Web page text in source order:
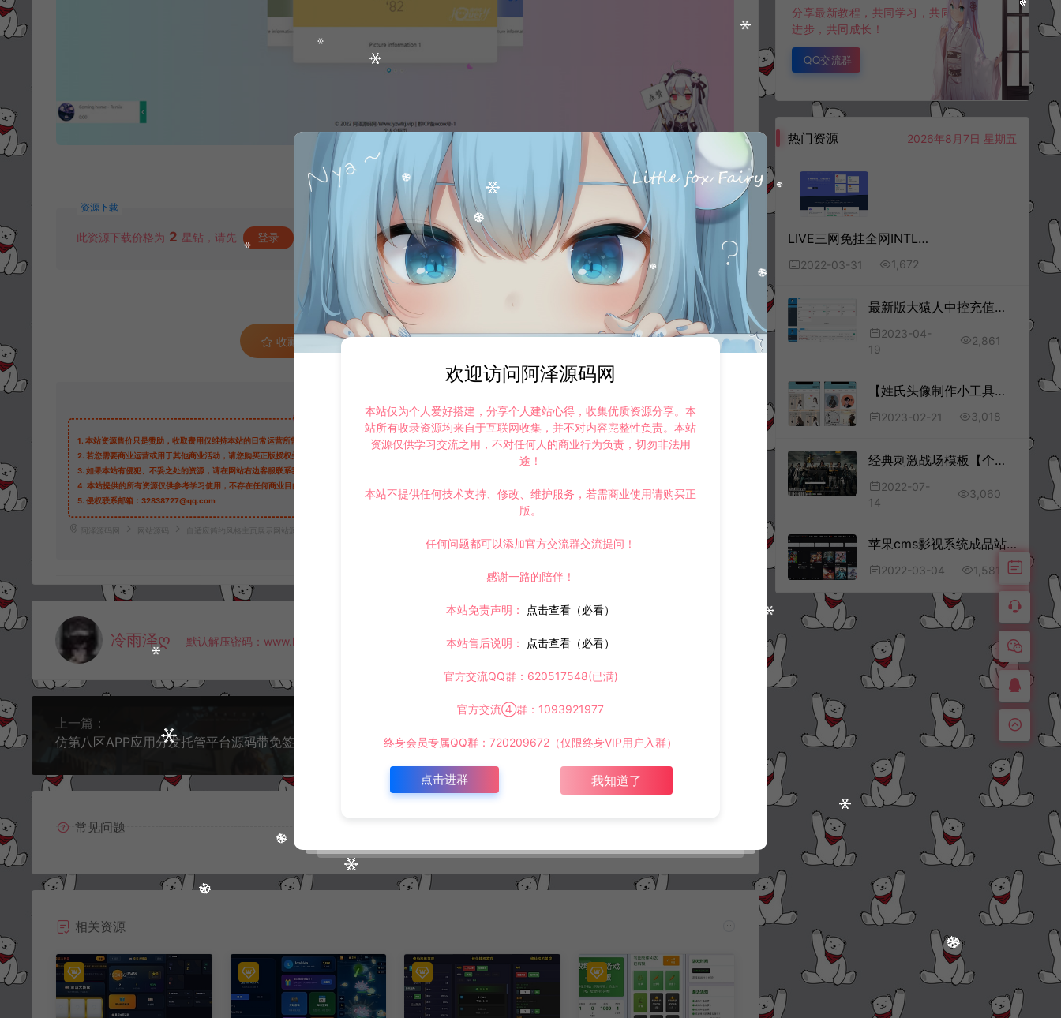
资源下载
此资源下载价格为 2 星钻，请先 登录
收藏 (0) 打赏 点赞 (0)
©版权免责声明
1. 本站资源售价只是赞助，收取费用仅维持本站的日常运营所需。
2. 若您需要商业运营或用于其他商业活动，请您购买正版授权并合法使用。
3. 如果本站有侵犯、不妥之处的资源，请在网站右边客服联系我们。将会第一时间解决！
4. 本站提供的所有资源仅供参考学习使用，不存在任何商业目的与商业用途，请大家不要用于商用！
5. 侵权联系邮箱：32838727@qq.com
阿泽源码网 网站源码 自适应简约风格主页展示网站源码
冷雨泽ღ 默认解压密码：www.lyzwlkj.vip 复制本文链接
上一篇：
文字弹幕二次元动漫卡通下载页面资源
常见问题
相关资源
分享最新教程，共同学习，共同
进步，共同成长！
QQ交流群
热门资源 2026年8月7日 星期五
LIVE三网免挂全网INTL码支付源码
2022-03-31 1,672
最新版大猿人中控充值系统支持公众号H5、分销等功能免授权破解版+安装教程
2023-04-
19
2,861
【姓氏头像制作小工具】超多制作模板的姓氏头像生成器微信小程序源码最新版
2023-02-21 3,018
经典刺激战场模板【个人自助发ka平台】在线自动发ka网
2022-07-
14
3,060
苹果cms影视系统成品站打包+电影先生6.1.1模板优化版+15W+数据
2022-03-04 1,581
欢迎访问阿泽源码网
本站仅为个人爱好搭建，分享个人建站心得，收集优质资源分享。本
站所有收录资源均来自于互联网收集，并不对内容完整性负责。本站
资源仅供学习交流之用，不对任何人的商业行为负责，切勿非法用
途！
本站不提供任何技术支持、修改、维护服务，若需商业使用请购买正
版。
任何问题都可以添加官方交流群交流提问！
感谢一路的陪伴！
本站免责声明： 点击查看（必看）
本站售后说明： 点击查看（必看）
官方交流QQ群：620517548(已满)
官方交流④群：1093921977
终身会员专属QQ群：720209672（仅限终身VIP用户入群）
点击进群 我知道了